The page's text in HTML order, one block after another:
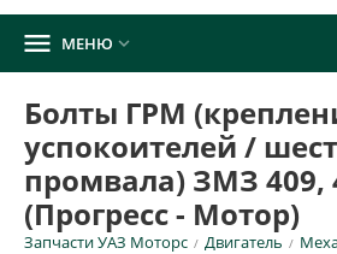
 МЕНЮ 
Болты ГРМ
успокоителей /
промвала) ЗМЗ 409,
(Прогресс - Мотор)
Запчасти УАЗ Моторс / Двигатель /